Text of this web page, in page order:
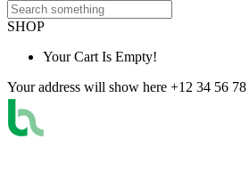
SHOP
Your Cart Is Empty!
Your address will show here +12 34 56 78